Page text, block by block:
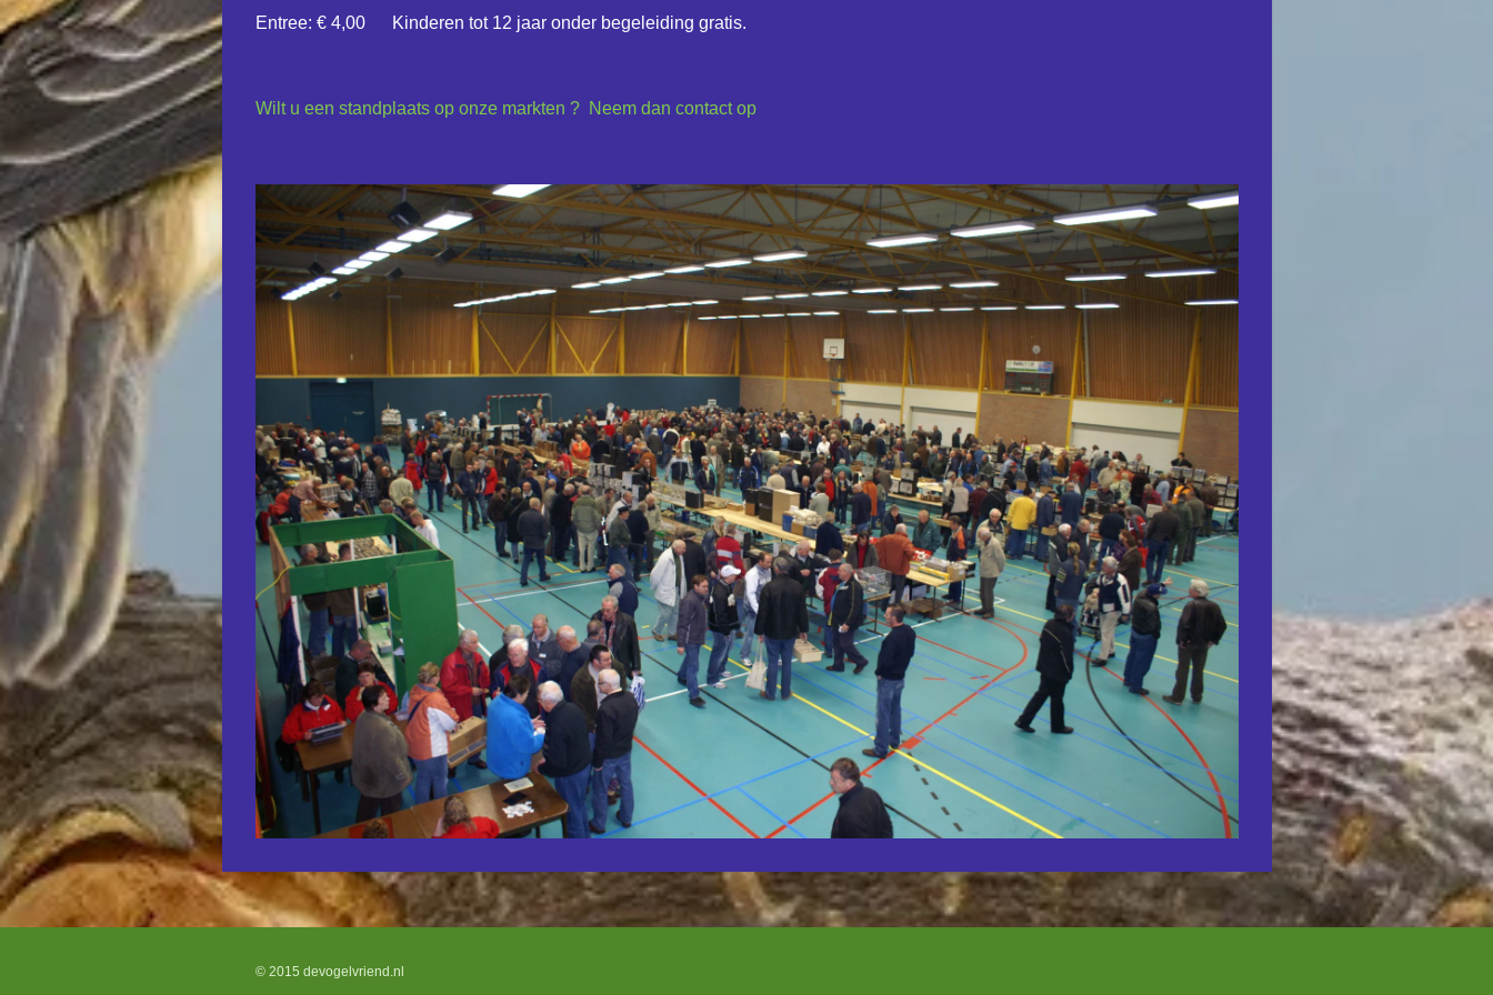
Entree: € 4,00 Kinderen tot 12 jaar onder begeleiding gratis.
Wilt u een standplaats op onze markten ? Neem dan contact op
© 2015 devogelvriend.nl